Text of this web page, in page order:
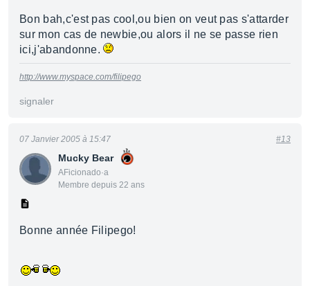
Bon bah,c'est pas cool,ou bien on veut pas s'attarder
sur mon cas de newbie,ou alors il ne se passe rien
ici,j'abandonne.
http://www.myspace.com/filipego
signaler
Mucky Bear
AFicionado·a
Membre depuis 22 ans
07 Janvier 2005 à 15:47 #13
Bonne année Filipego!